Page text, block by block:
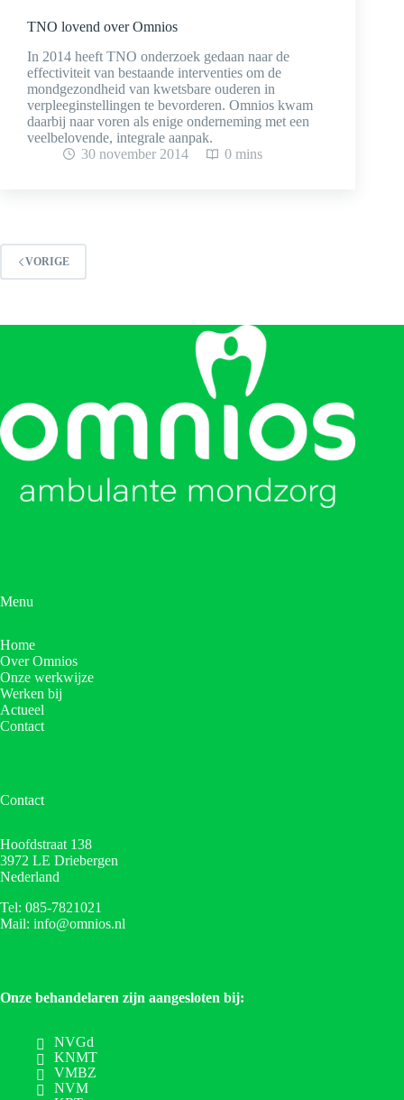
TNO lovend over Omnios
In 2014 heeft TNO onderzoek gedaan naar de
effectiviteit van bestaande interventies om de
mondgezondheid van kwetsbare ouderen in
verpleeginstellingen te bevorderen. Omnios kwam
daarbij naar voren als enige onderneming met een
veelbelovende, integrale aanpak.
30 november 2014
0 mins
VORIGE
Menu
Home
Over Omnios
Onze werkwijze
Werken bij
Actueel
Contact
Contact
Hoofdstraat 138
3972 LE Driebergen
Nederland
Tel: 085-7821021
Mail: info@omnios.nl
Onze behandelaren zijn aangesloten bij:
NVGd
KNMT
VMBZ
NVM